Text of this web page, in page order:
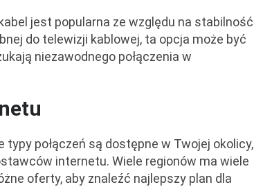
jest popularna ze względu na stabilność
do telewizji kablowej, ta opcja może być
niezawodnego połączenia w
typy połączeń są dostępne w Twojej okolicy,
internetu. Wiele regionów ma wiele
oferty, aby znaleźć najlepszy plan dla